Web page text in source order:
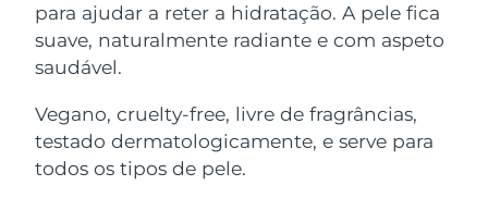
para ajudar a reter a hidratação. A pele fica
suave, naturalmente radiante e com aspeto
saudável.
Vegano, cruelty-free, livre de fragrâncias,
testado dermatologicamente, e serve para
todos os tipos de pele.